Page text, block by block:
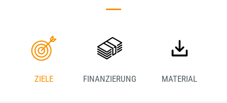
ZIELE FINANZIERUNG MATERIAL